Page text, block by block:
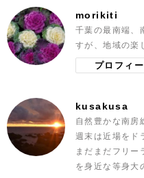
morikiti
千葉の最南端、
すが、地域の楽
プロフィ
kusakusa
自然豊かな南房
週末は近場をド
まだまだフリー
を身近な等身大